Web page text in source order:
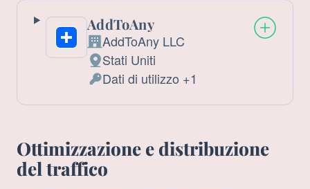
AddToAny
Azienda:
AddToAny LLC
Luogo
del
trattamento:
Stati Uniti
Dati
Personali
Dati di utilizzo +1
Ottimizzazione e distribuzione
del traffico